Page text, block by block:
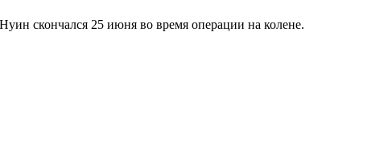
скончался 25 июня во время операции на колене.